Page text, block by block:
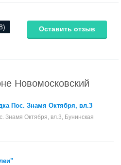
Оставить отзыв
Новомосковский
Пос. Знамя Октября, вл.3
Знамя Октября, вл.3, Бунинская